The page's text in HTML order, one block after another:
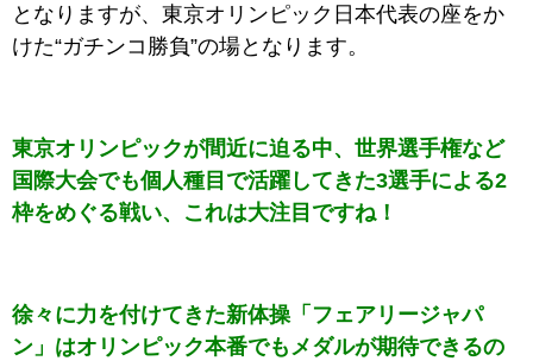
となりますが、東京オリンピック日本代表の座をか
けた“ガチンコ勝負”の場となります。
東京オリンピックが間近に迫る中、世界選手権など
国際大会でも個人種目で活躍してきた3選手による2
枠をめぐる戦い、これは大注目ですね！
徐々に力を付けてきた新体操「フェアリージャパ
ン」はオリンピック本番でもメダルが期待できるの